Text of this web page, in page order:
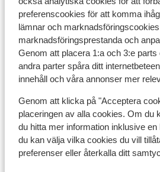
preferenscookies för att komma
lämnar och
marknadsföringsprestanda och
Genom att placera 1:a och 3:e
andra parter spåra ditt
innehåll och våra annonser mer
Genom att klicka på "Acceptera
placeringen av alla cookies. Om du
du hitta mer information inklusive
du kan välja vilka cookies du vill
preferenser eller återkalla ditt
Avstånd till stranden ca 300 m
Avstånd till centrum: ca 500 m
Avstånd till bargata ca 500 m
Avstånd till busshållplats ca
Avstånd till uttagsautomat ca
Närmaste butiker ca 50 m
Närmaste restaurang ca 50 m
Närmaste apotek ca 150 m
Närmaste läkare ca 1500 m
Närmaste sjukhus ca 8 km
På en lätt sluttande väg